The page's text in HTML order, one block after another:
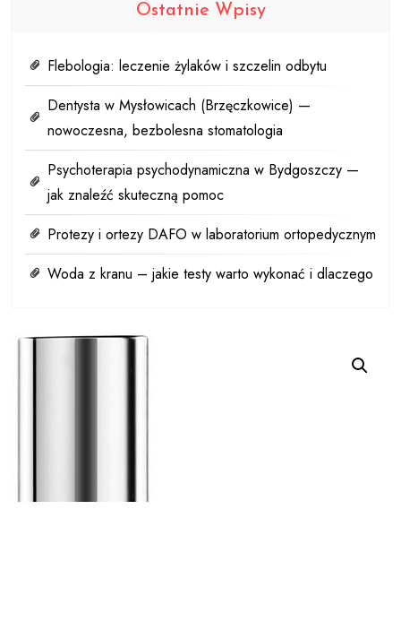
Ostatnie Wpisy
Flebologia: leczenie żylaków i szczelin odbytu
Dentysta w Mysłowicach (Brzęczkowice) —
nowoczesna, bezbolesna stomatologia
Psychoterapia psychodynamiczna w Bydgoszczy —
jak znaleźć skuteczną pomoc
Protezy i ortezy DAFO w laboratorium ortopedycznym
Woda z kranu – jakie testy warto wykonać i dlaczego